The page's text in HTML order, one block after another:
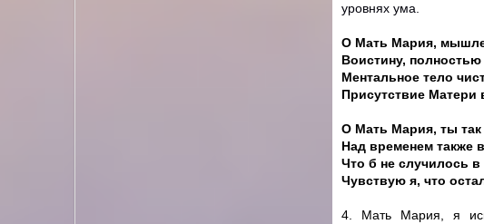
уровнях ума.
О Мать Мария,
Воистину, полностью
Ментальное тело
Присутствие Матери
О Мать Мария, ты
Над временем также
Что б не случилось
Чувствую я, что
4. Мать Мария, я